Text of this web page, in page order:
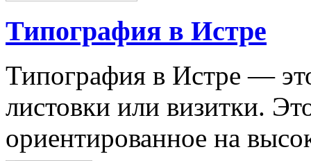
Типография в Истре
Типография в Истре —
листовки или визитки.
ориентированное на